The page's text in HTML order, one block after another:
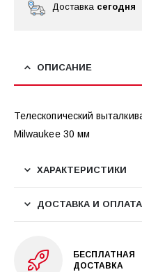
Доставка сегодня
ОПИСАНИЕ
Телескопический
Milwaukee 30 мм
ХАРАКТЕРИСТИКИ
ДОСТАВКА И ОПЛАТА
БЕСПЛАТНАЯ
ДОСТАВКА